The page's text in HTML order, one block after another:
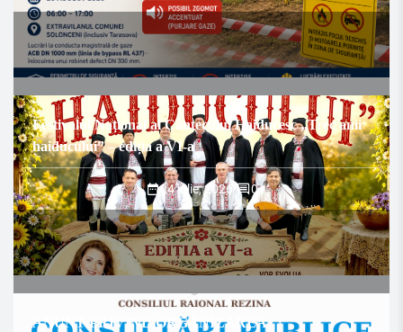
Festivalul Național al Cântecului Haiducesc „Trec anii
haiducului” – ediția a VI-a
24 iulie, 2026/ 0
ANUNȚ PRIVIND ORGANIZAREA